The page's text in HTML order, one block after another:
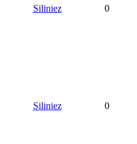
Siliniez 0
Siliniez 0